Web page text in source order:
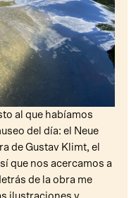
al que habíamos
del día: el Neue
de Gustav Klimt, el
que nos acercamos a
de la obra me